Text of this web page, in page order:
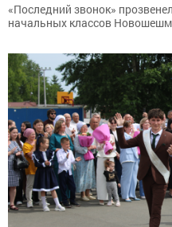
«Последний звонок»
начальных классов